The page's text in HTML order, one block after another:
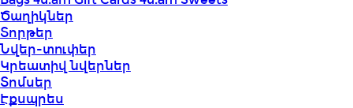
Ծաղիկներ
Տորթեր
Նվեր-տուփեր
Կրեատիվ նվերներ
Տոմսեր
Էքսպրես